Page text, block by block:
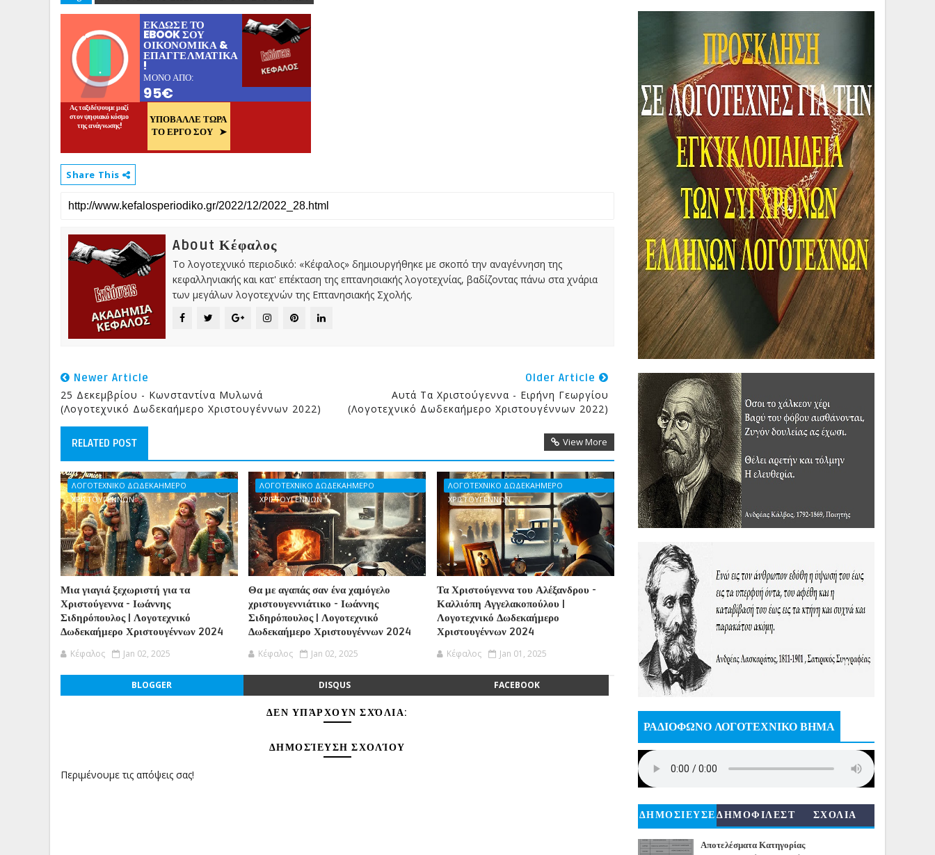
Share This
About Κέφαλος
Το λογοτεχνικό περιοδικό: «Κέφαλος» δημιουργήθηκε με σκοπό την αναγέννηση της
κεφαλληνιακής και κατ' επέκταση της επτανησιακής λογοτεχνίας, βαδίζοντας πάνω στα χνάρια
των μεγάλων λογοτεχνών της Επτανησιακής Σχολής.
Newer Article
25 Δεκεμβρίου - Κωνσταντίνα Μυλωνά
(Λογοτεχνικό Δωδεκαήμερο Χριστουγέννων 2022)
Older Article
Αυτά Τα Χριστούγεννα - Ειρήνη Γεωργίου
(Λογοτεχνικό Δωδεκαήμερο Χριστουγέννων 2022)
RELATED POST View More
ΛΟΓΟΤΕΧΝΙΚΟ ΔΩΔΕΚΑΗΜΕΡΟ
ΧΡΙΣΤΟΥΓΕΝΝΩΝ
Μια γιαγιά ξεχωριστή για τα
Χριστούγεννα - Ιωάννης
Σιδηρόπουλος | Λογοτεχνικό
Δωδεκαήμερο Χριστουγέννων 2024
Κέφαλος Jan 02, 2025
ΛΟΓΟΤΕΧΝΙΚΟ ΔΩΔΕΚΑΗΜΕΡΟ
ΧΡΙΣΤΟΥΓΕΝΝΩΝ
Θα με αγαπάς σαν ένα χαμόγελο
χριστουγεννιάτικο - Ιωάννης
Σιδηρόπουλος | Λογοτεχνικό
Δωδεκαήμερο Χριστουγέννων 2024
Κέφαλος Jan 02, 2025
ΛΟΓΟΤΕΧΝΙΚΟ ΔΩΔΕΚΑΗΜΕΡΟ
ΧΡΙΣΤΟΥΓΕΝΝΩΝ
Τα Χριστούγεννα του Αλέξανδρου -
Καλλιόπη Αγγελακοπούλου |
Λογοτεχνικό Δωδεκαήμερο
Χριστουγέννων 2024
Κέφαλος Jan 01, 2025
BLOGGER DISQUS FACEBOOK
ΔΕΝ ΥΠΆΡΧΟΥΝ ΣΧΌΛΙΑ:
ΔΗΜΟΣΊΕΥΣΗ ΣΧΟΛΊΟΥ
Περιμένουμε τις απόψεις σας!
ΡΑΔΙΟΦΩΝΟ ΛΟΓΟΤΕΧΝΙΚΟ ΒΗΜΑ
ΔΗΜΟΣΙΕΥΣΕ
ΙΣ
ΔΗΜΟΦΙΛΕΣΤ
ΣΧΟΛΙΑ
Αποτελέσματα Κατηγορίας